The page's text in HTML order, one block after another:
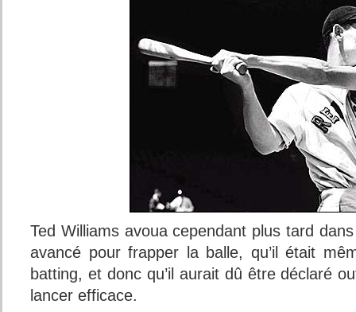
Ted Williams avoua cependant plus tard dans
avancé pour frapper la balle, qu’il était
batting, et donc qu’il aurait dû être déclaré
lancer efficace.